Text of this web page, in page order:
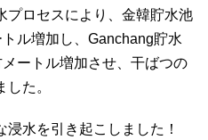
プロセスにより、金韓貯水池
ル増加し、Ganchang貯水
ートル増加させ、干ばつの
た。
水を引き起こしました！